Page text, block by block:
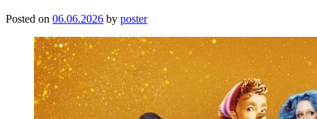
Posted on 06.06.2026 by poster